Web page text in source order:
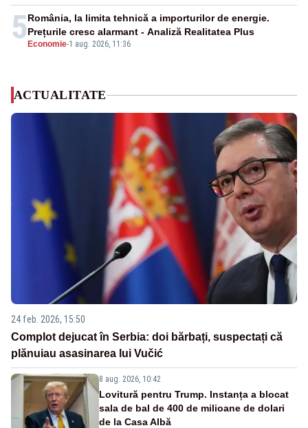
5 Economie-1 aug. 2026, 11:36
România, la limita tehnică a importurilor de energie.
Prețurile cresc alarmant - Analiză Realitatea Plus
ACTUALITATE
24 feb. 2026, 15:50
Complot dejucat în Serbia: doi bărbați, suspectați că
plănuiau asasinarea lui Vučić
8 aug. 2026, 10:42
Lovitură pentru Trump. Instanța a blocat
sala de bal de 400 de milioane de dolari
de la Casa Albă